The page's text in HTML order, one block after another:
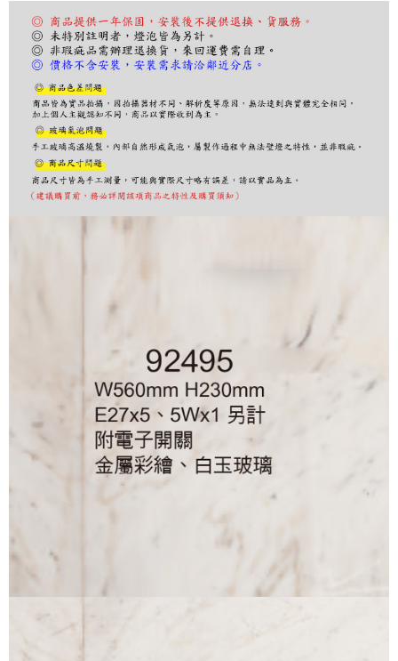
【「AFTEE先享後付」結帳流程】
１．於結帳方式選擇「AFTEE先享後付」後，將跳轉至「AFTEE先享後付」
２．訂單成立數日內，您將收到繳費通知簡訊。
３．收到繳費通知簡訊後14天內，點擊此簡訊中的連結，可透過四大超商／
ATM／網路銀行／等多元方式進行付款，方視為交易完成。
※ 請注意：結帳手續完成當下不需立刻繳費，但若您需要取消訂單，請聯絡
後付繳納相關費用。
※ 交易是否成功請以「AFTEE先享後付 」之結帳頁面顯示為準，若有關於
是否繳費成功／繳費後需取消欲退款等相關疑問，請聯繫「AFTEE先享後付
客戶支援中心」
https://netprotections.freshdesk.com/support/home
３．未成年的使用者請事先徵得法定代理人或監護人之同意方可使用
「AFTEE先享後付」，若未經同意申辦者引起之損失，本公司不負相關責
４．使用「AFTEE先享後付」時，將依據個別帳號之用戶狀況，依本公司即
時審查核予不同之上限額度；若仍有額度不足之情形，本公司將視審查結果
請求用戶進行身份認證。
５．嚴禁一人註冊多個帳號或使用他人資訊註冊。若發現惡意使用之情形，
恩沛科技股份有限公司將有權停止該用戶之使用額度並採取法律行動。
宅配
每筆NT$180，滿NT$5,000(含以上)免運費